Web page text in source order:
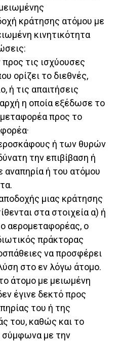
κράτησης ατόμου με
κινητικότητα
τις ισχύουσες
ορίζει το διεθνές,
ή τις απαιτήσεις
η οποία εξέδωσε το
προς το
ή των θυρών
την επιβίβαση ή
ή του ατόμου
μιας κράτησης
στα στοιχεία α) ή
αερομεταφορέας, ο
πράκτορας
να προσφέρει
στο εν λόγω άτομο.
άτομο με μειωμένη
έγινε δεκτό προς
του ή της
του, καθώς και το
σύμφωνα με την